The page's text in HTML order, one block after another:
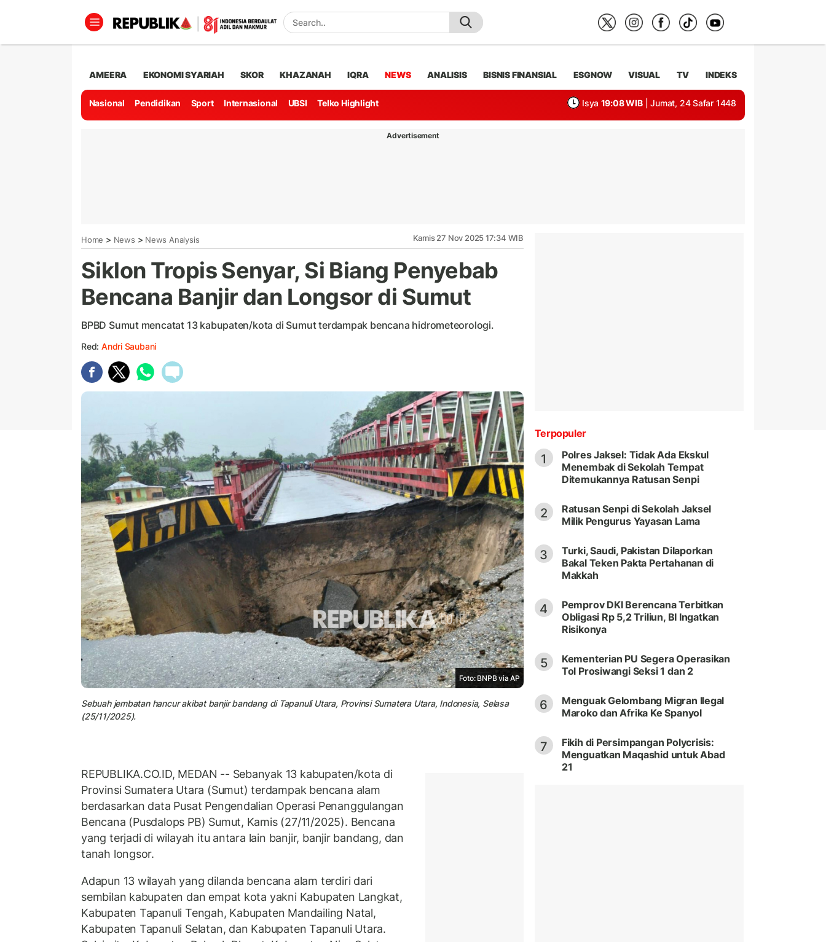
AMEERA EKONOMI SYARIAH SKOR KHAZANAH IQRA NEWS ANALISIS BISNIS FINANSIAL ESGNOW VISUAL TV INDEKS
Nasional Pendidikan Sport Internasional UBSI Telko Highlight Isya 19:08 WIB | Jumat, 24 Safar 1448
Advertisement
Home > News > News Analysis Kamis 27 Nov 2025 17:34 WIB
Siklon Tropis Senyar, Si Biang Penyebab
Bencana Banjir dan Longsor di Sumut
BPBD Sumut mencatat 13 kabupaten/kota di Sumut terdampak bencana hidrometeorologi.
Red: Andri Saubani
Foto: BNPB via AP
Sebuah jembatan hancur akibat banjir bandang di Tapanuli Utara, Provinsi Sumatera Utara, Indonesia, Selasa
(25/11/2025).
REPUBLIKA.CO.ID, MEDAN -- Sebanyak 13 kabupaten/kota di
Provinsi Sumatera Utara (Sumut) terdampak bencana alam
berdasarkan data Pusat Pengendalian Operasi Penanggulangan
Bencana (Pusdalops PB) Sumut, Kamis (27/11/2025). Bencana
yang terjadi di wilayah itu antara lain banjir, banjir bandang, dan
tanah longsor.
Adapun 13 wilayah yang dilanda bencana alam terdiri dari
sembilan kabupaten dan empat kota yakni Kabupaten Langkat,
Kabupaten Tapanuli Tengah, Kabupaten Mandailing Natal,
Kabupaten Tapanuli Selatan, dan Kabupaten Tapanuli Utara.
Terpopuler
1
Polres Jaksel: Tidak Ada Ekskul
Menembak di Sekolah Tempat
Ditemukannya Ratusan Senpi
2
Ratusan Senpi di Sekolah Jaksel
Milik Pengurus Yayasan Lama
3
Turki, Saudi, Pakistan Dilaporkan
Bakal Teken Pakta Pertahanan di
Makkah
4
Pemprov DKI Berencana Terbitkan
Obligasi Rp 5,2 Triliun, BI Ingatkan
Risikonya
5
Kementerian PU Segera Operasikan
Tol Prosiwangi Seksi 1 dan 2
6
Menguak Gelombang Migran Ilegal
Maroko dan Afrika Ke Spanyol
7
Fikih di Persimpangan Polycrisis:
Menguatkan Maqashid untuk Abad
21